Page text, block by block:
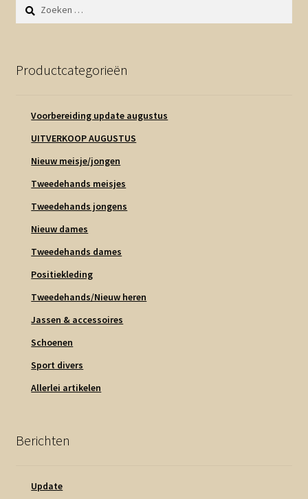
Zoeken
naar:
Productcategorieën
Voorbereiding update augustus
UITVERKOOP AUGUSTUS
Nieuw meisje/jongen
Tweedehands meisjes
Tweedehands jongens
Nieuw dames
Tweedehands dames
Positiekleding
Tweedehands/Nieuw heren
Jassen & accessoires
Schoenen
Sport divers
Allerlei artikelen
Berichten
Update